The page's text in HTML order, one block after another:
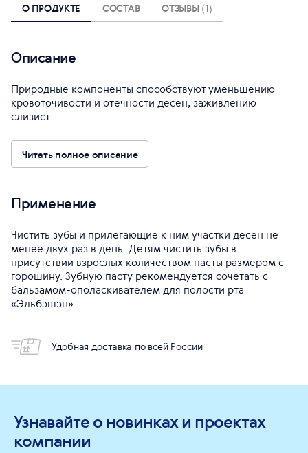
О ПРОДУКТЕ СОСТАВ ОТЗЫВЫ (1)
Описание
Природные компоненты способствуют уменьшению
кровоточивости и отечности десен, заживлению
слизист...
Читать полное описание
Применение
Чистить зубы и прилегающие к ним участки десен не
менее двух раз в день. Детям чистить зубы в
присутствии взрослых количеством пасты размером с
горошину. Зубную пасту рекомендуется сочетать с
бальзамом-ополаскивателем для полости рта
«Эльбэшэн».
Удобная доставка по всей России
Узнавайте о новинках и проектах
компании